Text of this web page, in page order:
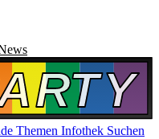
Themen Infothek Suchen